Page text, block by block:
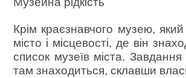
Крім краєзнавчого музею,
місто і місцевості, де він
список музеїв міста.
там знаходиться, склавши